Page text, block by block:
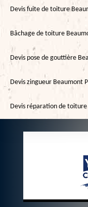
Devis fuite de toiture
Bâchage de toiture
Devis pose de gouttière
Devis zingueur Beaumont
Devis réparation de